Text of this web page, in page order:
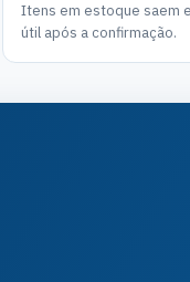
Itens em estoque saem
útil após a confirmação.